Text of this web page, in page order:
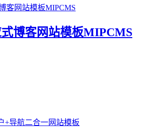
博客网站模板MIPCMS